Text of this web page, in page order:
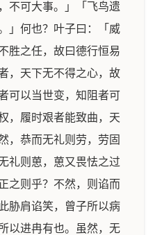
不可大事。」「飞鸟遗
」何也？叶子曰：「威
胜之任，故曰德行恒易
，天下无不得之心，故
可以当世变，知阻者可
，履时艰者能致曲，天
，恭而无礼则劳，劳固
礼则葸，葸又畏怯之过
之则乎？不然，则谄而
胁肩谄笑，曾子所以病
以进冉有也。虽然，无